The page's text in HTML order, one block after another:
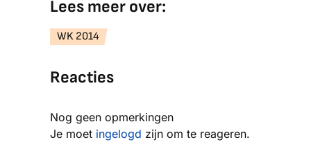
Lees meer over:
WK 2014
Reacties
Nog geen opmerkingen
Je moet ingelogd zijn om te reageren.